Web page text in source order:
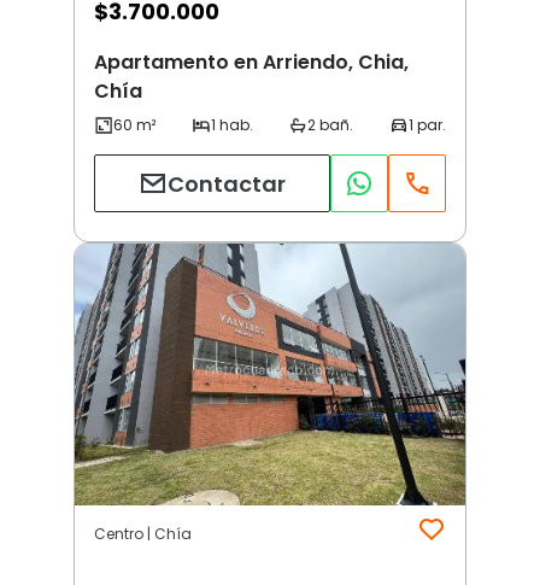
$3.700.000
Apartamento en Arriendo, Chia,
Chía
Contactar
Centro | Chía